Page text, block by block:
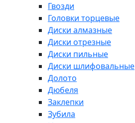
Гвозди
Головки торцевые
Диски алмазные
Диски отрезные
Диски пильные
Диски шлифовальные
Долото
Дюбеля
Заклепки
Зубила